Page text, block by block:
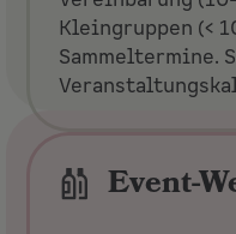
Kleingruppen (<
Sammeltermine.
Event-